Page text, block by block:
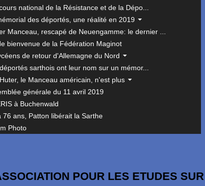
national de la Résistance et de la Dépo...
des déportés, une réalité en 2019
Manceau, rescapé de Neuengamme: le dernier ...
bienvenue de la Fédération Maginot
de retour d'Allemagne du Nord
sarthois ont leur nom sur un mémor...
le Manceau américain, n'est plus
générale du 11 avril 2019
à Buchenwald
76 ans, Patton libérait la Sarthe
Photo
POUR LES ETUDES